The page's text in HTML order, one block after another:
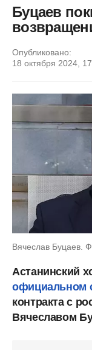
Буцаев
Опубликовано:
18 октября 2024,
Вячеслав Буцаев.
Астанинский
официальном
контракта с
Вячеславом